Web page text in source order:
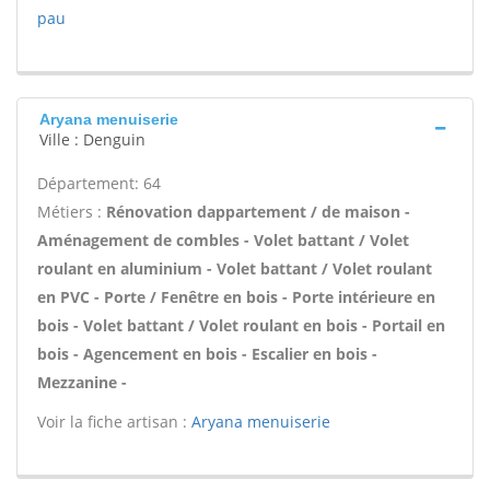
pau
Aryana menuiserie
Ville : Denguin
Département: 64
Métiers : Rénovation dappartement / de maison -
Aménagement de combles - Volet battant / Volet
roulant en aluminium - Volet battant / Volet roulant
en PVC - Porte / Fenêtre en bois - Porte intérieure en
bois - Volet battant / Volet roulant en bois - Portail en
bois - Agencement en bois - Escalier en bois -
Mezzanine -
Voir la fiche artisan : Aryana menuiserie